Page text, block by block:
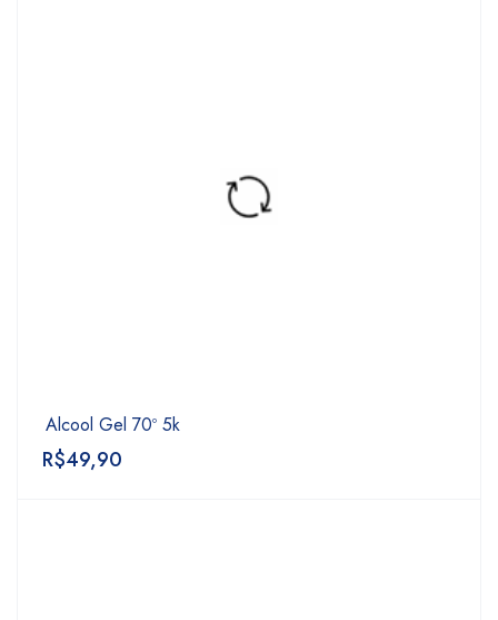
Alcool Gel 70º 5k
R$49,90